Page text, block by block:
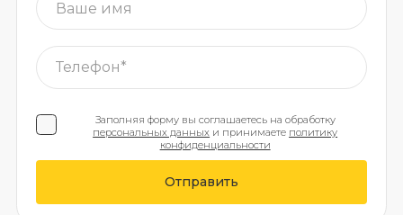
Заполняя форму вы соглашаетесь на обработку
персональных данных и принимаете политику
конфиденциальности
Отправить